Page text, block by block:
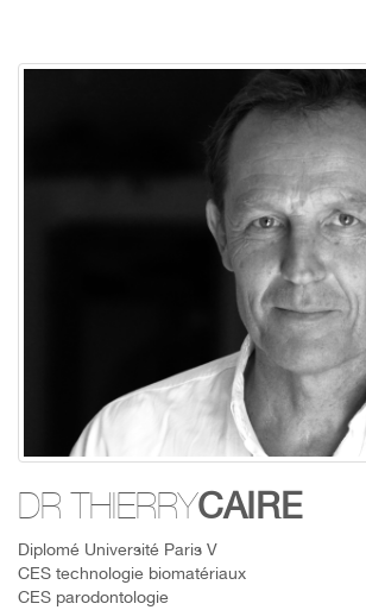
DR THIERRYCAIRE
Diplomé Université Paris V
CES technologie biomatériaux
CES parodontologie